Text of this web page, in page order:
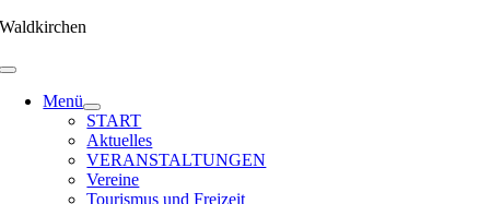
Zum
springen
Waldkirchen
Menü
START
Aktuelles
VERANSTALTUNGEN
Vereine
Tourismus und Freizeit